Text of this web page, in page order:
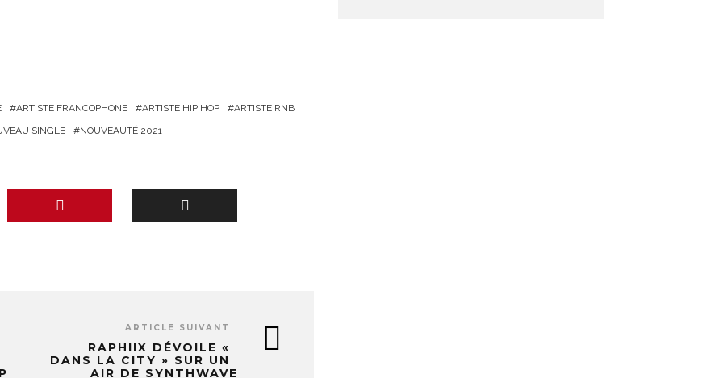
ARTISTE FRANCOPHONE ARTISTE HIP HOP
ARTISTE RNB
SINGLE NOUVEAUTÉ 2021
ARTICLE SUIVANT
RAPHIIX DÉVOILE «
DANS LA CITY » SUR UN
AIR DE SYNTHWAVE